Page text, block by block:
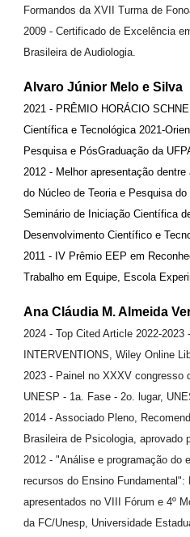
Formandos da XVII Turma de
2009 - Certificado de Excelência
Brasileira de Audiologia.
Alvaro Júnior Melo e Silva
2021 - PRÊMIO HORÁCIO
Científica e Tecnológica 2021-
Pesquisa e PósGraduação da
2012 - Melhor apresentação
do Núcleo de Teoria e Pesquisa do
Seminário de Iniciação Científica
Desenvolvimento Científico e
2011 - IV Prêmio EEP em
Trabalho em Equipe, Escola
Ana Cláudia M. Almeida
2024 - Top Cited Article 2022-2023
INTERVENTIONS, Wiley Online
2023 - Painel no XXXV congresso
UNESP - 1a. Fase - 2o. lugar,
2014 - Associado Pleno,
Brasileira de Psicologia, aprovado
2012 - "Análise e programação do
recursos do Ensino Fundamental":
apresentados no VIII Fórum e 4º
da FC/Unesp, Universidade